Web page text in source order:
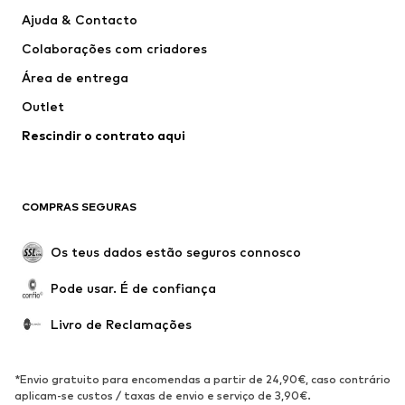
CONVERSE
Ajuda & Contacto
Colaborações com criadores
Área de entrega
Outlet
Rescindir o contrato aqui
COMPRAS SEGURAS
Os teus dados estão seguros connosco
Pode usar. É de confiança
Livro de Reclamações
*Envio gratuito para encomendas a partir de 24,90€, caso contrário
aplicam-se custos / taxas de envio e serviço de 3,90€.